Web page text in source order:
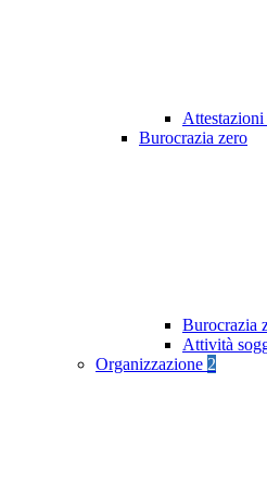
Burocrazia zero
Burocrazia
Attività
Organizzazione 2